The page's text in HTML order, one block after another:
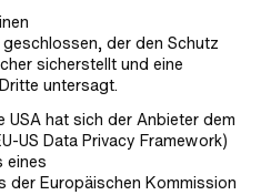
der den Schutz
sicherstellt und eine
untersagt.
USA hat sich der Anbieter dem
US Data Privacy Framework)
eines
der Europäischen Kommission